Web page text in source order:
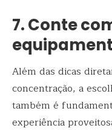
7. Conte
Além das dicas
concentração, a
também é
experiência